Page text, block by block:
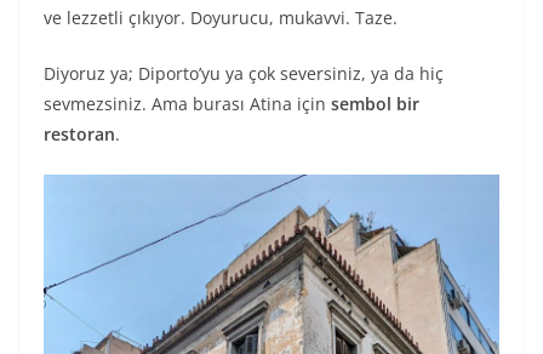
ve lezzetli çıkıyor. Doyurucu, mukavvi. Taze.
Diyoruz ya; Diporto’yu ya çok seversiniz, ya da hiç
sevmezsiniz. Ama burası Atina için sembol bir
restoran.